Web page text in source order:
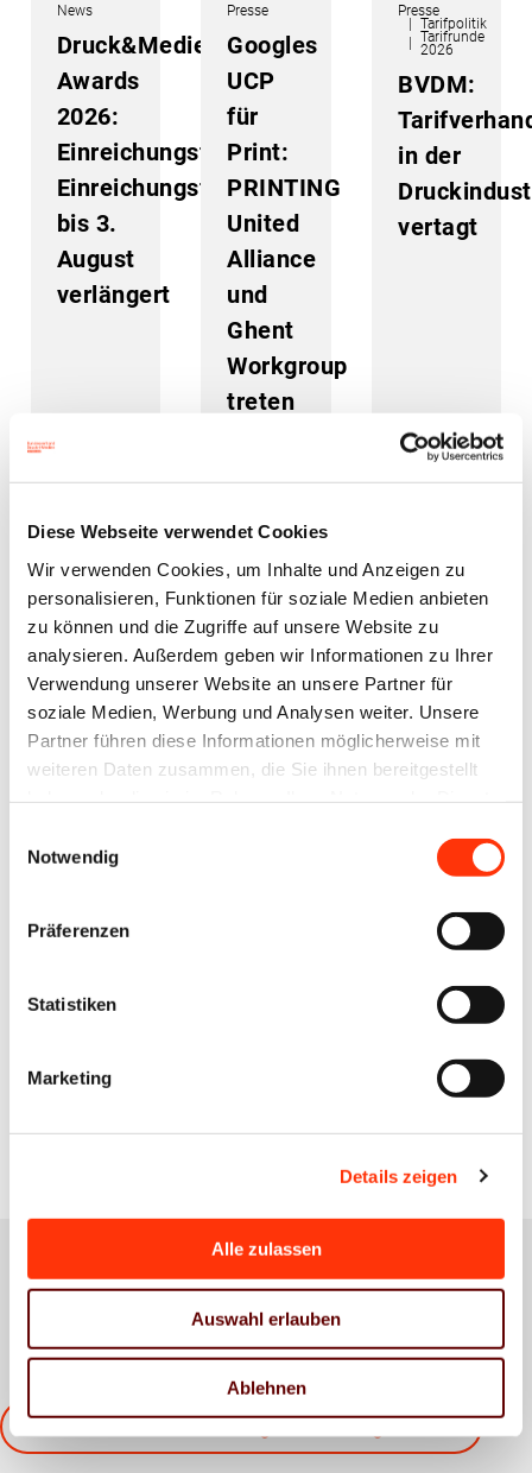
Diese Webseite verwendet Cookies
Wir verwenden Cookies, um Inhalte und Anzeigen zu
personalisieren, Funktionen für soziale Medien anbieten
zu können und die Zugriffe auf unsere Website zu
analysieren. Außerdem geben wir Informationen zu Ihrer
Verwendung unserer Website an unsere Partner für
soziale Medien, Werbung und Analysen weiter. Unsere
Partner führen diese Informationen möglicherweise mit
weiteren Daten zusammen, die Sie ihnen bereitgestellt
Notwendig
Präferenzen
Statistiken
Marketing
Details zeigen
Alle zulassen
Auswahl erlauben
Ablehnen
News
Druck&Medien
Awards
2026:
Einreichungsfrist
Einreichungsfrist
bis 3.
August
verlängert
14. Juli 2026
Presse
Googles
UCP
für
Print:
PRINTING
United
Alliance
und
Ghent
Workgroup
treten
10. Juli 2026
Presse
Tarifpolitik
Tarifrunde
2026
BVDM:
in der
vertagt
06. Juli 2026
Anstehende Veranstaltungen
Alle Veranstaltungen anzeigen